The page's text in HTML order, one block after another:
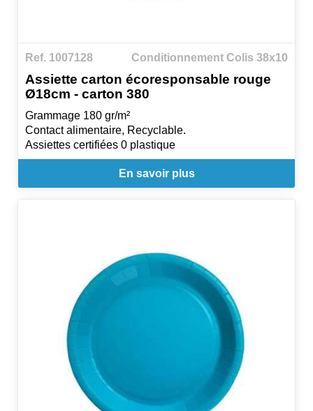
Ref. 1007128 Conditionnement Colis 38x10
Assiette carton écoresponsable rouge
Ø18cm - carton 380
Grammage 180 gr/m²
Contact alimentaire, Recyclable.
Assiettes certifiées 0 plastique
En savoir plus